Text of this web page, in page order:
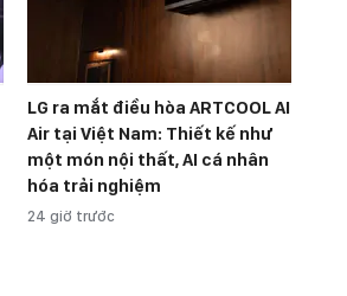
LG ra mắt điều hòa ARTCOOL AI
Air tại Việt Nam: Thiết kế như
một món nội thất, AI cá nhân
hóa trải nghiệm
24 giờ trước